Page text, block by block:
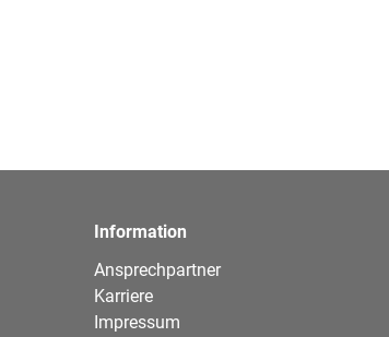
Information
Ansprechpartner
Karriere
Impressum